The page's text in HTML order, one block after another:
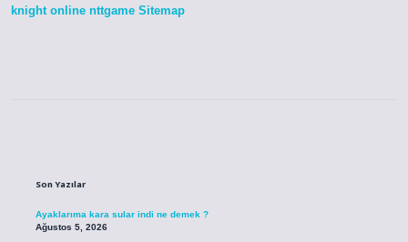
knight online nttgame Sitemap
Son Yazılar
Ayaklarıma kara sular indi ne demek ?
Ağustos 5, 2026